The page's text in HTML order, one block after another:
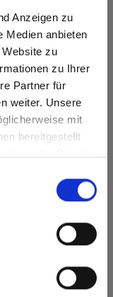
Anzeigen zu
Medien anbieten
zu
zu Ihrer
Partner für
weiter. Unsere
mit
bereitgestellt